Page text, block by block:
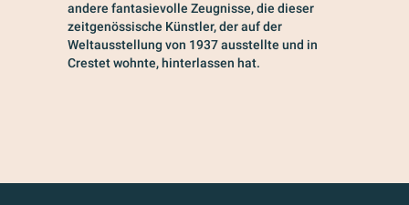
andere fantasievolle Zeugnisse, die dieser
zeitgenössische Künstler, der auf der
Weltausstellung von 1937 ausstellte und in
Crestet wohnte, hinterlassen hat.